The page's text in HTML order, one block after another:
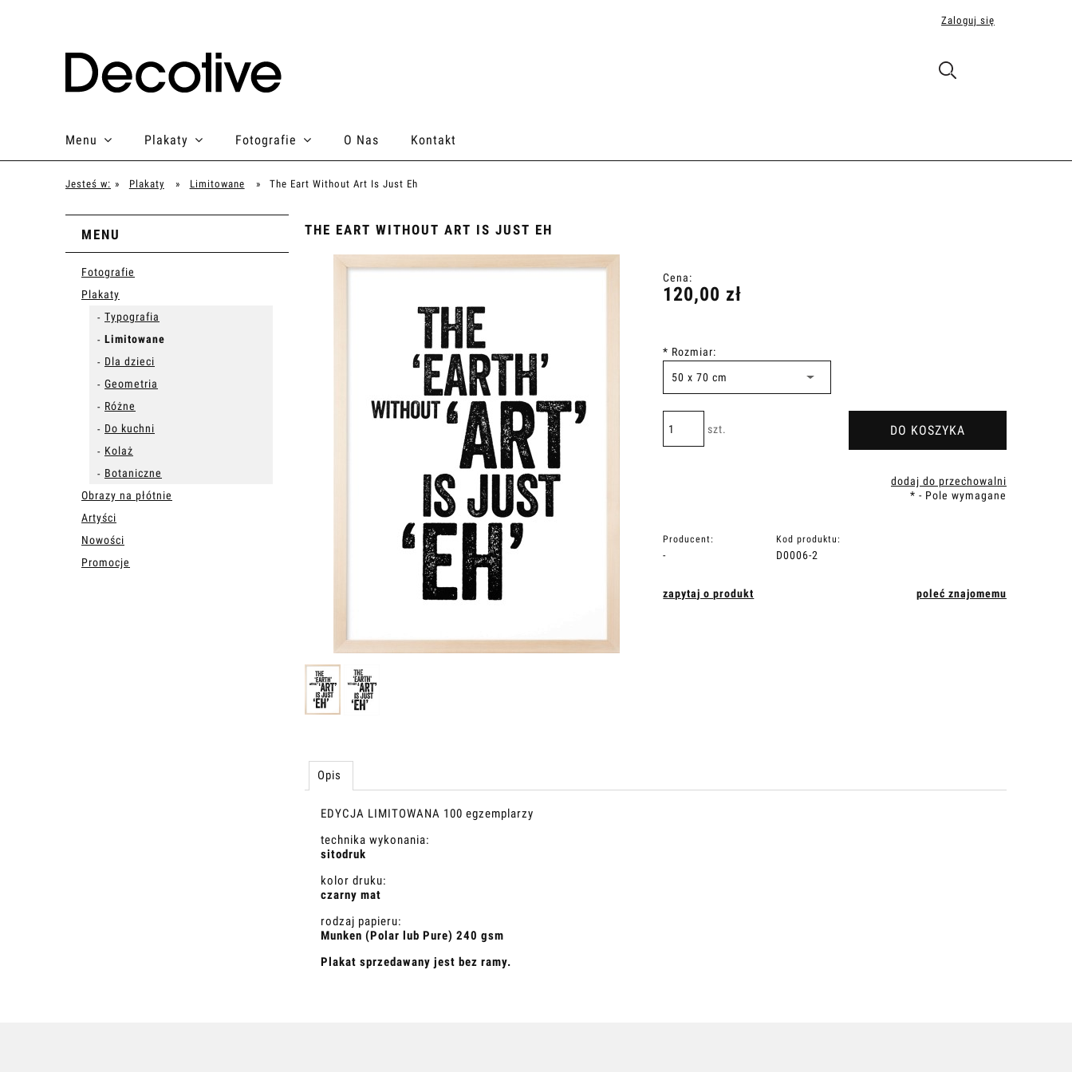
Zaloguj się
Menu Plakaty Fotografie O Nas Kontakt
Jesteś w: » Plakaty » Limitowane » The Eart Without Art Is Just Eh
MENU
Fotografie
Plakaty
Typografia
Limitowane
Dla dzieci
Geometria
Różne
Do kuchni
Kolaż
Botaniczne
Obrazy na płótnie
Artyści
Nowości
Promocje
THE EART WITHOUT ART IS JUST EH
Cena:
120,00 zł
* Rozmiar:
szt. DO KOSZYKA
dodaj do przechowalni
* - Pole wymagane
Producent:
-
Kod produktu:
D0006-2
zapytaj o produkt poleć znajomemu
Opis
EDYCJA LIMITOWANA 100 egzemplarzy
technika wykonania:
sitodruk
kolor druku:
czarny mat
rodzaj papieru:
Munken (Polar lub Pure) 240 gsm
Plakat sprzedawany jest bez ramy.